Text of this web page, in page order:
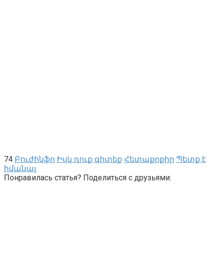
74 Բուժինֆո Իսկ դուք գիտեք Հետաքրքիր Պետք է
իմանալ
Понравилась статья? Поделиться с друзьями: